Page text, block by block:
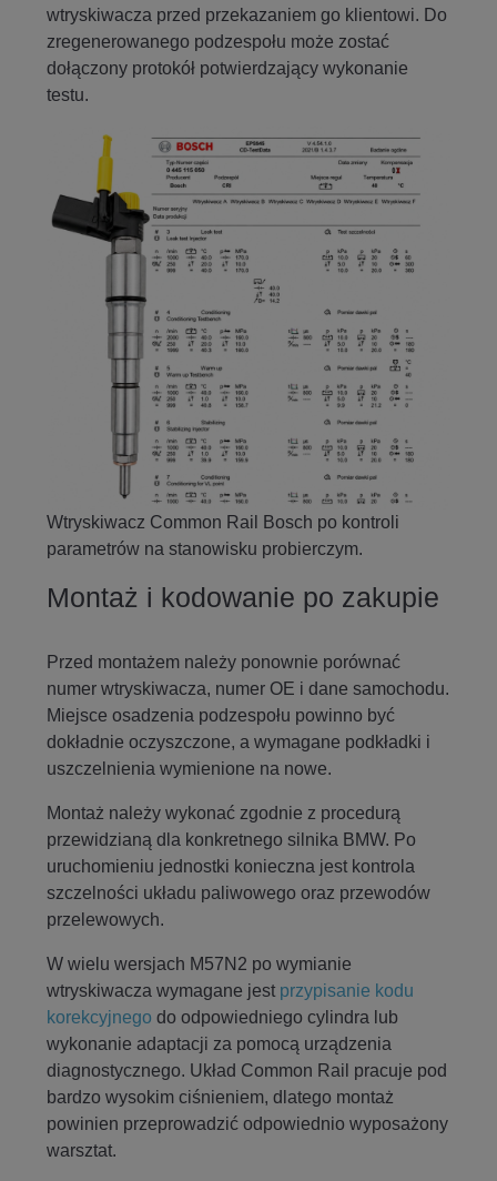
wtryskiwacza przed przekazaniem go klientowi. Do
zregenerowanego podzespołu może zostać
dołączony protokół potwierdzający wykonanie
testu.
Wtryskiwacz Common Rail Bosch po kontroli
parametrów na stanowisku probierczym.
Montaż i kodowanie po zakupie
Przed montażem należy ponownie porównać
numer wtryskiwacza, numer OE i dane samochodu.
Miejsce osadzenia podzespołu powinno być
dokładnie oczyszczone, a wymagane podkładki i
uszczelnienia wymienione na nowe.
Montaż należy wykonać zgodnie z procedurą
przewidzianą dla konkretnego silnika BMW. Po
uruchomieniu jednostki konieczna jest kontrola
szczelności układu paliwowego oraz przewodów
przelewowych.
W wielu wersjach M57N2 po wymianie
wtryskiwacza wymagane jest przypisanie kodu
korekcyjnego do odpowiedniego cylindra lub
wykonanie adaptacji za pomocą urządzenia
diagnostycznego. Układ Common Rail pracuje pod
bardzo wysokim ciśnieniem, dlatego montaż
powinien przeprowadzić odpowiednio wyposażony
warsztat.